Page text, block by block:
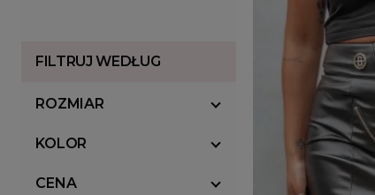
FILTRUJ WEDŁUG
ROZMIAR
KOLOR
CENA